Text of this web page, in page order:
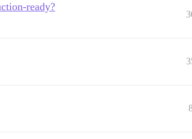
default.conf
ready?